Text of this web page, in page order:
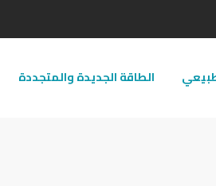
الطاقة الجديدة والمتجددة